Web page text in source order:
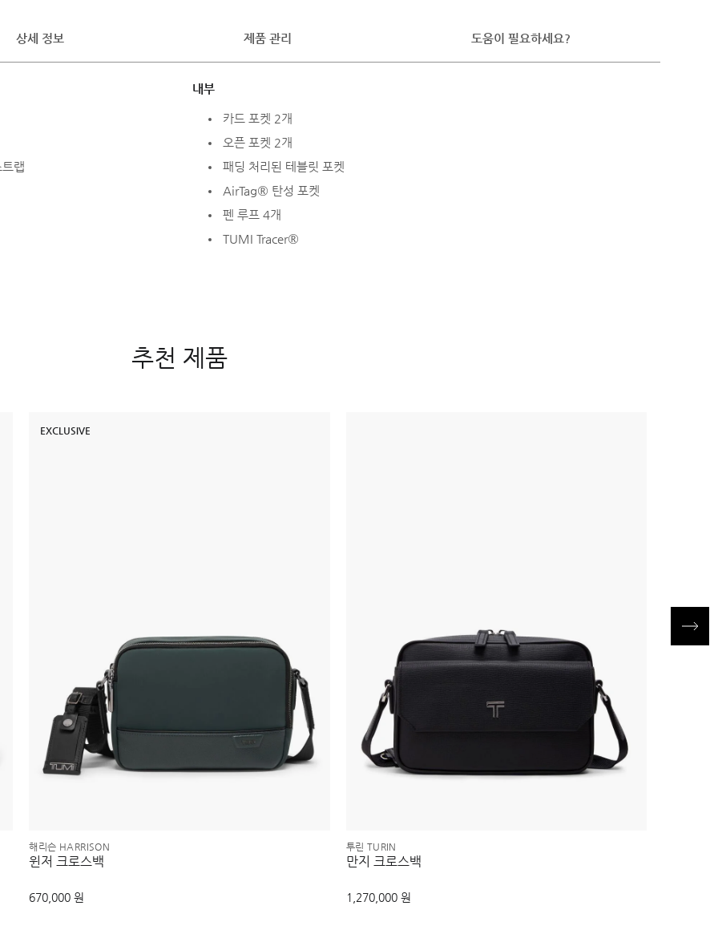
상세 정보 제품 관리 도움이 필요하세요?
랩
내부
카드 포켓 2개
오픈 포켓 2개
패딩 처리된 테블릿 포켓
AirTag® 탄성 포켓
펜 루프 4개
TUMI Tracer®
추천 제품
EXCLUSIVE
해리슨 HARRISON
윈저 크로스백
670,000 원
투린 TURIN
만지 크로스백
1,270,000 원